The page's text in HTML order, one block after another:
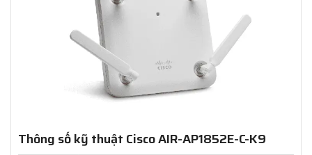
Thông số kỹ thuật Cisco AIR-AP1852E-C-K9